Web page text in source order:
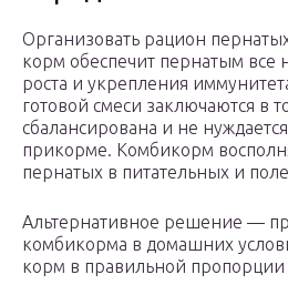
Организовать рацион
корм обеспечит пернатым все
роста и укрепления
готовой смеси заключаются в
сбалансирована и не
прикорме. Комбикорм
пернатых в питательных и
Альтернативное решение —
комбикорма в домашних
корм в правильной пропорции